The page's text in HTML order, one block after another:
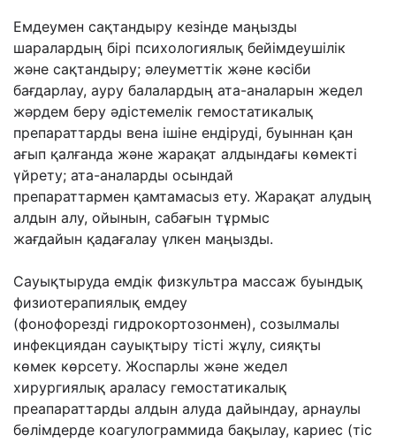
Емдеумен сақтандыру кезінде маңызды
шаралардың бірі психологиялық бейімдеушілік
жəне сақтандыру; əлеуметтік жəне кəсіби
бағдарлау, ауру балалардың ата-аналарын жедел
жəрдем беру əдістемелік гемостатикалық
препараттарды вена ішіне ендіруді, буыннан қан
ағып қалғанда жəне жарақат алдындағы көмекті
үйрету; ата-аналарды осындай
препараттармен қамтамасыз ету. Жарақат алудың
алдын алу, ойынын, сабағын тұрмыс
жағдайын қадағалау үлкен маңызды.
Сауықтыруда емдік физкультра массаж буындық
физиотерапиялық емдеу
(фонофорезді гидрокортозонмен), созылмалы
инфекциядан сауықтыру тісті жұлу, сияқты
көмек көрсету. Жоспарлы жəне жедел
хирургиялық араласу гемостатикалық
преапараттарды алдын алуда дайындау, арнаулы
бөлімдерде коагулограммида бақылау, кариес (тіс